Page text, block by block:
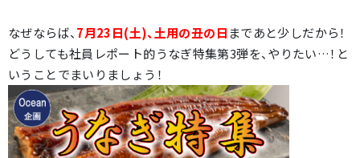
なぜならば、 7月23日(土)、土用の丑の日 まであと少しだから！
どうしても社員レポート的うなぎ特集第3弾を、やりたい…！と
いうことでまいりましょう！